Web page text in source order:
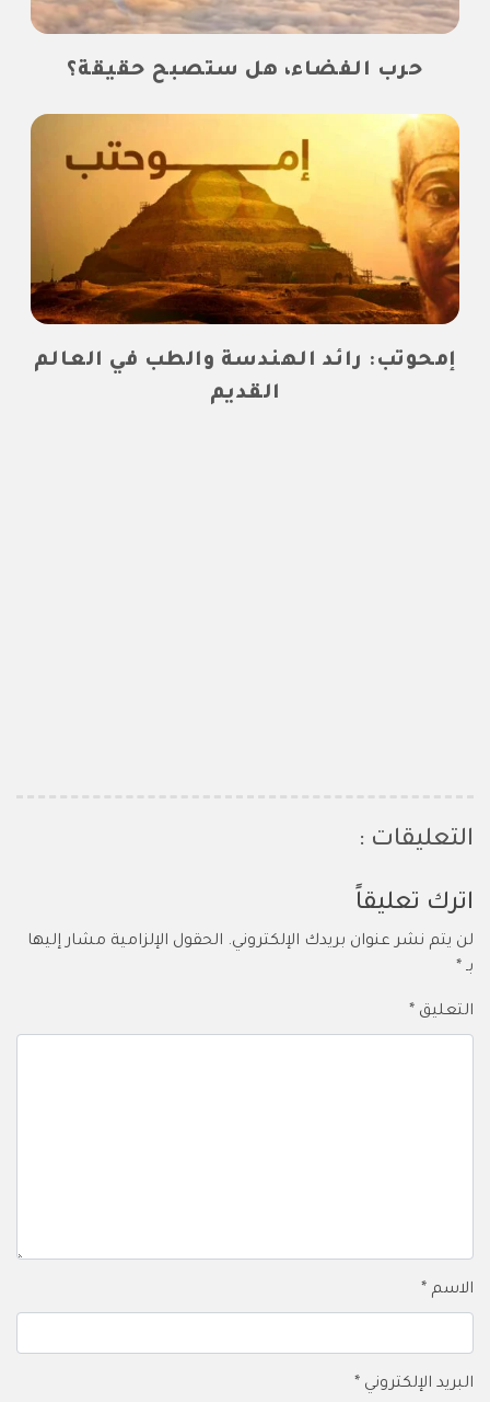
حرب الفضاء، هل ستصبح حقيقة؟
إمحوتب: رائد الهندسة والطب في العالم
القديم
التعليقات :
اترك تعليقاً
لن يتم نشر عنوان بريدك الإلكتروني. الحقول الإلزامية مشار إليها
بـ *
التعليق *
الاسم *
البريد الإلكتروني *